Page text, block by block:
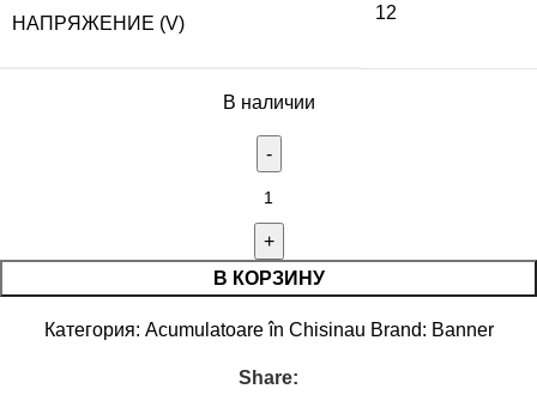
НАПРЯЖЕНИЕ (V)
12
В наличии
В КОРЗИНУ
Категория: Acumulatoare în Chisinau Brand: Banner
Share: